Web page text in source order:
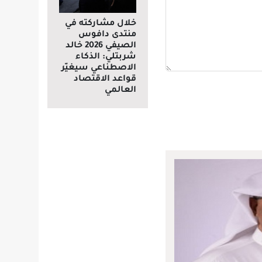
خلال مشاركته في
منتدى دافوس
الصيفي 2026 خالد
شربتلي: الذكاء
الاصطناعي سيغيّر
قواعد الاقتصاد
العالمي